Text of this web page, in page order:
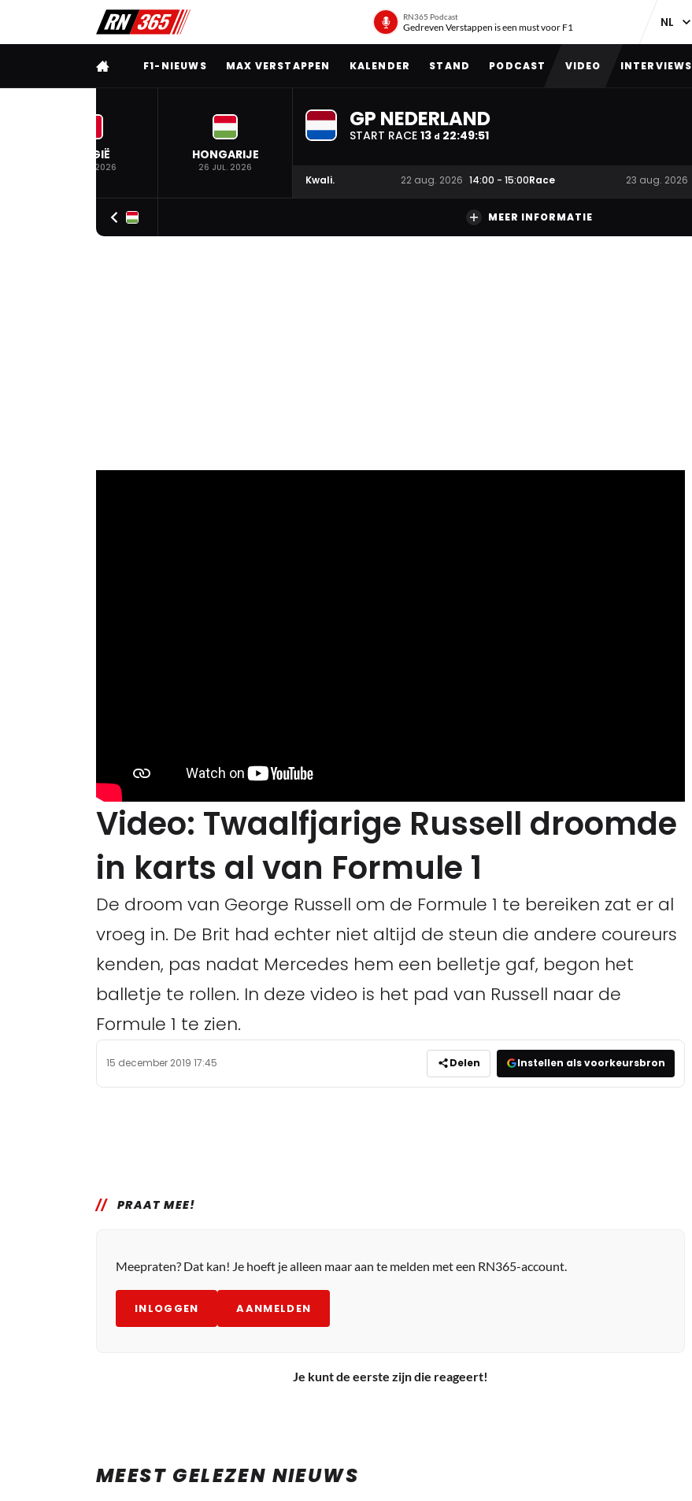
RN365 Podcast
Gedreven Verstappen is een must voor F1
VOLLEDIG MENU
F1-NIEUWS MAX VERSTAPPEN KALENDER STAND PODCAST VIDEO INTERVIEWS
BELGIË
19 JUL. 2026
HONGARIJE
26 JUL. 2026
GP NEDERLAND
START RACE 13 d 22:49:50
Kwali. 22 aug. 2026 14:00 - 15:00Race 23 aug. 2026
MEER INFORMATIE
Video: Twaalfjarige Russell droomde
in karts al van Formule 1
De droom van George Russell om de Formule 1 te bereiken zat er al
vroeg in. De Brit had echter niet altijd de steun die andere coureurs
kenden, pas nadat Mercedes hem een belletje gaf, begon het
balletje te rollen. In deze video is het pad van Russell naar de
Formule 1 te zien.
15 december 2019 17:45 Delen Instellen als voorkeursbron
PRAAT MEE!
Meepraten? Dat kan! Je hoeft je alleen maar aan te melden met een RN365-account.
INLOGGEN AANMELDEN
Je kunt de eerste zijn die reageert!
MEEST GELEZEN NIEUWS